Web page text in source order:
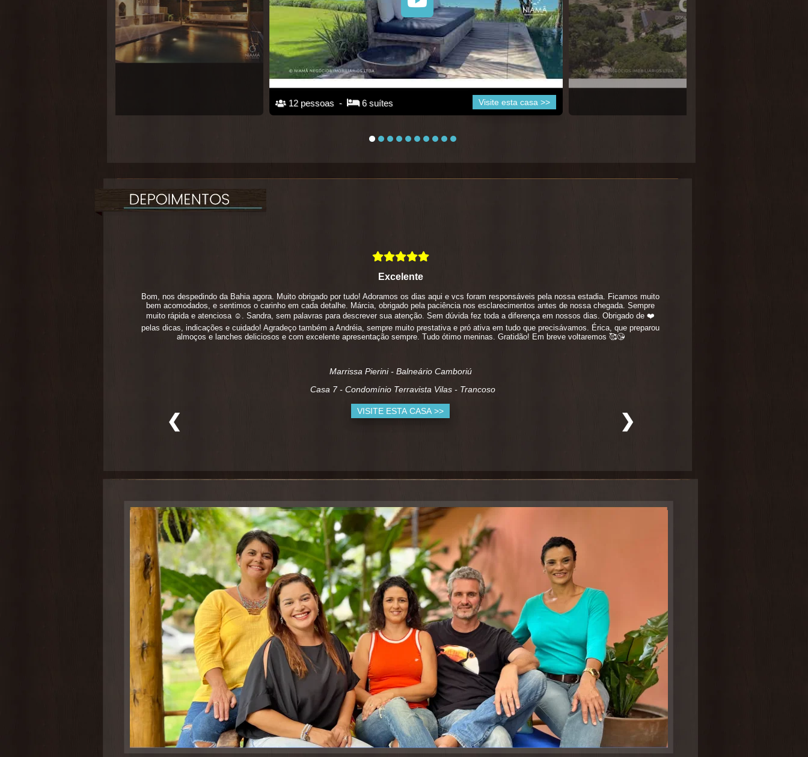
12 pessoas - 6 suítes Visite esta casa >>
Excelente
Bom, nos despedindo da Bahia agora. Muito obrigado por tudo! Adoramos os dias aqui e vcs foram responsáveis pela nossa estadia. Ficamos muito
bem acomodados, e sentimos o carinho em cada detalhe. Márcia, obrigado pela paciência nos esclarecimentos antes de nossa chegada. Sempre
muito rápida e atenciosa ☺️. Sandra, sem palavras para descrever sua atenção. Sem dúvida fez toda a diferença em nossos dias. Obrigado de ❤️
pelas dicas, indicações e cuidado! Agradeço também a Andréia, sempre muito prestativa e pró ativa em tudo que precisávamos. Érica, que preparou
almoços e lanches deliciosos e com excelente apresentação sempre. Tudo ótimo meninas. Gratidão! Em breve voltaremos 🥰😘
Marrissa Pierini - Balneário Camboriú
Casa 7 - Condomínio Terravista Vilas - Trancoso
VISITE ESTA CASA >>
❮ ❯